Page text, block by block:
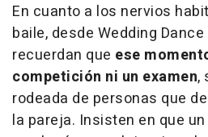
En cuanto a los nervios
baile, desde Wedding
recuerdan que ese
competición ni un examen,
rodeada de personas que
la pareja. Insisten en que